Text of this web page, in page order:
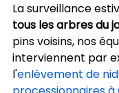
La surveillance
tous les arbres du
pins voisins, nos
interviennent par
l'enlèvement de